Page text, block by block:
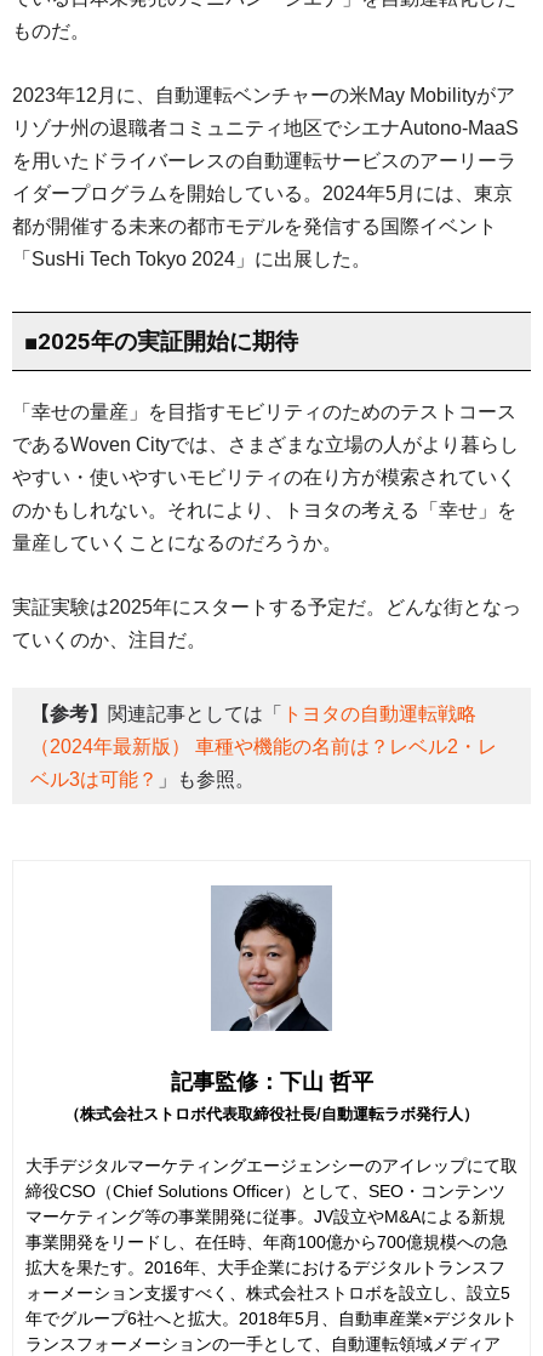
ものだ。
2023年12月に、自動運転ベンチャーの米May Mobilityがア
リゾナ州の退職者コミュニティ地区でシエナAutono-MaaS
を用いたドライバーレスの自動運転サービスのアーリーラ
イダープログラムを開始している。2024年5月には、東京
都が開催する未来の都市モデルを発信する国際イベント
「SusHi Tech Tokyo 2024」に出展した。
■2025年の実証開始に期待
「幸せの量産」を目指すモビリティのためのテストコース
であるWoven Cityでは、さまざまな立場の人がより暮らし
やすい・使いやすいモビリティの在り方が模索されていく
のかもしれない。それにより、トヨタの考える「幸せ」を
量産していくことになるのだろうか。
実証実験は2025年にスタートする予定だ。どんな街となっ
ていくのか、注目だ。
【参考】 関連記事としては「
トヨタの自動運転戦略
（2024年最新版） 車種や機能の名前は？レベル2・レ
ベル3は可能？ 」も参照。
記事監修：下山 哲平
（株式会社ストロボ代表取締役社長/自動運転ラボ発行人）
大手デジタルマーケティングエージェンシーのアイレップにて取
締役CSO（Chief Solutions Officer）として、SEO・コンテンツ
マーケティング等の事業開発に従事。JV設立やM&Aによる新規
事業開発をリードし、在任時、年商100億から700億規模への急
拡大を果たす。2016年、大手企業におけるデジタルトランスフ
ォーメーション支援すべく、株式会社ストロボを設立し、設立5
年でグループ6社へと拡大。2018年5月、自動車産業×デジタルト
ランスフォーメーションの一手として、自動運転領域メディア